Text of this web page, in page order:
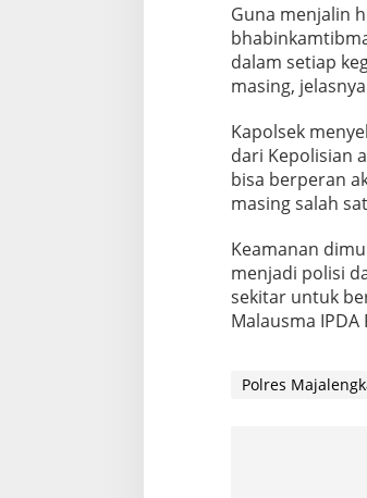
Guna menjalin
dalam setiap
masing,
Kapolsek
dari Kepolisian
bisa berperan
masing salah
Keamanan
menjadi polisi
sekitar untuk
Malausma IPDA
Polres